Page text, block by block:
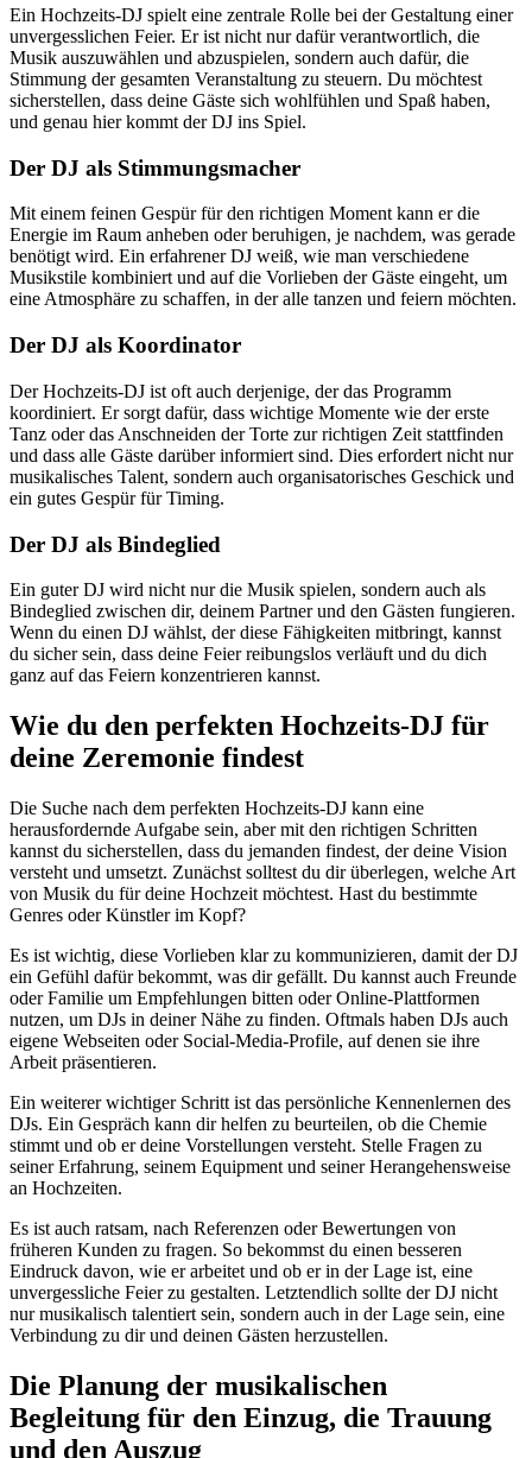
Ein Hochzeits-DJ spielt eine zentrale Rolle bei der Gestaltung einer
unvergesslichen Feier. Er ist nicht nur dafür verantwortlich, die
Musik auszuwählen und abzuspielen, sondern auch dafür, die
Stimmung der gesamten Veranstaltung zu steuern. Du möchtest
sicherstellen, dass deine Gäste sich wohlfühlen und Spaß haben,
und genau hier kommt der DJ ins Spiel.
Der DJ als Stimmungsmacher
Mit einem feinen Gespür für den richtigen Moment kann er die
Energie im Raum anheben oder beruhigen, je nachdem, was gerade
benötigt wird. Ein erfahrener DJ weiß, wie man verschiedene
Musikstile kombiniert und auf die Vorlieben der Gäste eingeht, um
eine Atmosphäre zu schaffen, in der alle tanzen und feiern möchten.
Der DJ als Koordinator
Der Hochzeits-DJ ist oft auch derjenige, der das Programm
koordiniert. Er sorgt dafür, dass wichtige Momente wie der erste
Tanz oder das Anschneiden der Torte zur richtigen Zeit stattfinden
und dass alle Gäste darüber informiert sind. Dies erfordert nicht nur
musikalisches Talent, sondern auch organisatorisches Geschick und
ein gutes Gespür für Timing.
Der DJ als Bindeglied
Ein guter DJ wird nicht nur die Musik spielen, sondern auch als
Bindeglied zwischen dir, deinem Partner und den Gästen fungieren.
Wenn du einen DJ wählst, der diese Fähigkeiten mitbringt, kannst
du sicher sein, dass deine Feier reibungslos verläuft und du dich
ganz auf das Feiern konzentrieren kannst.
Wie du den perfekten Hochzeits-DJ für
deine Zeremonie findest
Die Suche nach dem perfekten Hochzeits-DJ kann eine
herausfordernde Aufgabe sein, aber mit den richtigen Schritten
kannst du sicherstellen, dass du jemanden findest, der deine Vision
versteht und umsetzt. Zunächst solltest du dir überlegen, welche Art
von Musik du für deine Hochzeit möchtest. Hast du bestimmte
Genres oder Künstler im Kopf?
Es ist wichtig, diese Vorlieben klar zu kommunizieren, damit der DJ
ein Gefühl dafür bekommt, was dir gefällt. Du kannst auch Freunde
oder Familie um Empfehlungen bitten oder Online-Plattformen
nutzen, um DJs in deiner Nähe zu finden. Oftmals haben DJs auch
eigene Webseiten oder Social-Media-Profile, auf denen sie ihre
Arbeit präsentieren.
Ein weiterer wichtiger Schritt ist das persönliche Kennenlernen des
DJs. Ein Gespräch kann dir helfen zu beurteilen, ob die Chemie
stimmt und ob er deine Vorstellungen versteht. Stelle Fragen zu
seiner Erfahrung, seinem Equipment und seiner Herangehensweise
an Hochzeiten.
Es ist auch ratsam, nach Referenzen oder Bewertungen von
früheren Kunden zu fragen. So bekommst du einen besseren
Eindruck davon, wie er arbeitet und ob er in der Lage ist, eine
unvergessliche Feier zu gestalten. Letztendlich sollte der DJ nicht
nur musikalisch talentiert sein, sondern auch in der Lage sein, eine
Verbindung zu dir und deinen Gästen herzustellen.
Die Planung der musikalischen
Begleitung für den Einzug, die Trauung
und den Auszug